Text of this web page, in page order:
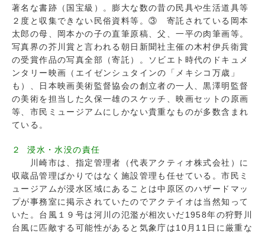
著名な書跡（国宝級）。膨大な数の昔の民具や生活道具等
２度と収集できない民俗資料等。③ 寄託されている岡本
太郎の母、岡本かの子の直筆原稿、父、一平の肉筆画等。
写真界の芥川賞と言われる朝日新聞社主催の木村伊兵衛賞
の受賞作品の写真全部（寄託）。ソビエト時代のドキュメ
ンタリー映画（エイゼンシュタインの「メキシコ万歳」
も）、日本映画美術監督協会の創立者の一人、黒澤明監督
の美術を担当した久保一雄のスケッチ、映画セットの原画
等、市民ミュージアムにしかない貴重なものが多数含まれ
ている。
２ 浸水・水没の責任
川崎市は、指定管理者（代表アクティオ株式会社）に
収蔵品管理ばかりではなく施設管理も任せている。市民ミ
ュージアムが浸水区域にあることは中原区のハザードマッ
プが事務室に掲示されていたのでアクテイオは当然知って
いた。台風１９号は河川の氾濫が相次いだ1958年の狩野川
台風に匹敵する可能性があると気象庁は10月11日に厳重な